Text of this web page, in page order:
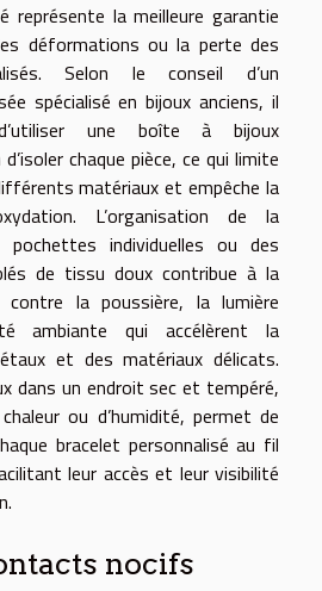
représente la meilleure garantie
déformations ou la perte des
Selon le conseil d’un
spécialisé en bijoux anciens, il
d’utiliser une boîte à bijoux
chaque pièce, ce qui limite
matériaux et empêche la
L’organisation de la
individuelles ou des
de tissu doux contribue à la
la poussière, la lumière
ambiante qui accélèrent la
et des matériaux délicats.
dans un endroit sec et tempéré,
ou d’humidité, permet de
bracelet personnalisé au fil
leur accès et leur visibilité
nocifs